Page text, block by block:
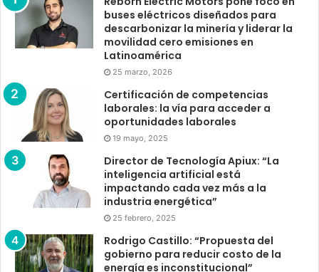
buses eléctricos diseñados para
descarbonizar la minería y liderar la
movilidad cero emisiones en
Latinoamérica
25 marzo, 2026
Certificación de competencias
laborales: la vía para acceder a
oportunidades laborales
19 mayo, 2025
Director de Tecnología Apiux: “La
inteligencia artificial está
impactando cada vez más a la
industria energética”
25 febrero, 2025
Rodrigo Castillo: “Propuesta del
gobierno para reducir costo de la
energía es inconstitucional”